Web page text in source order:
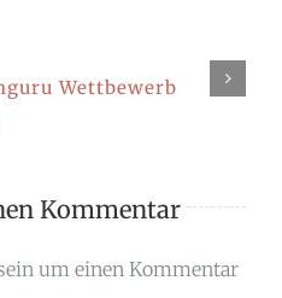
Wettbewerb
Kommentar
um einen Kommentar